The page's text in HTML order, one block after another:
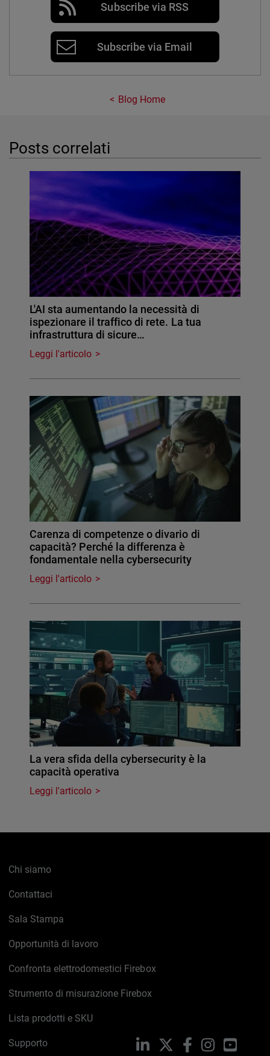
Subscribe via RSS
Subscribe via Email
Blog Home
Posts correlati
L'AI sta aumentando la necessità di
ispezionare il traffico di rete. La tua
infrastruttura di sicure…
Leggi l'articolo
Carenza di competenze o divario di
capacità? Perché la differenza è
fondamentale nella cybersecurity
Leggi l'articolo
La vera sfida della cybersecurity è la
capacità operativa
Leggi l'articolo
Chi siamo
Contattaci
Sala Stampa
Opportunità di lavoro
Confronta elettrodomestici Firebox
Strumento di misurazione Firebox
Lista prodotti e SKU
Supporto LinkedIn FacebookInstagram